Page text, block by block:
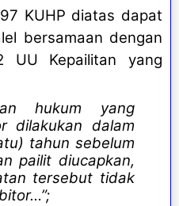
KUHP diatas dapat
bersamaan dengan
UU Kepailitan yang
hukum yang
dilakukan dalam
tahun sebelum
pailit diucapkan,
tersebut tidak